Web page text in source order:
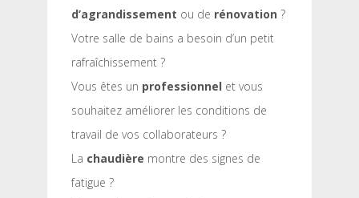
d’agrandissement ou de rénovation ?
Votre salle de bains a besoin d’un petit
rafraîchissement ?
Vous êtes un professionnel et vous
souhaitez améliorer les conditions de
travail de vos collaborateurs ?
La chaudière montre des signes de
fatigue ?